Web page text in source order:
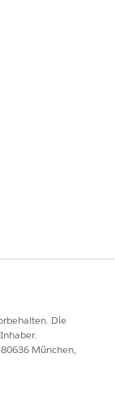
zur Laufzeit
dann das
Feld "Flow" aus.
ARTIKELS
können.
Die
München,